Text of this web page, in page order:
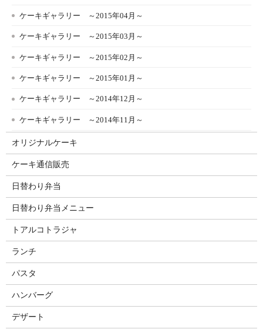
ケーキギャラリー ～2015年04月～
ケーキギャラリー ～2015年03月～
ケーキギャラリー ～2015年02月～
ケーキギャラリー ～2015年01月～
ケーキギャラリー ～2014年12月～
ケーキギャラリー ～2014年11月～
オリジナルケーキ
ケーキ通信販売
日替わり弁当
日替わり弁当メニュー
トアルコトラジャ
ランチ
パスタ
ハンバーグ
デザート